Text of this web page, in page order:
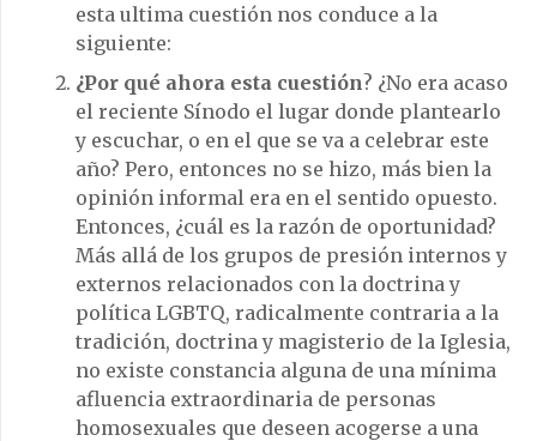
esta ultima cuestión nos conduce a la
siguiente:
¿Por qué ahora esta cuestión? ¿No era acaso
el reciente Sínodo el lugar donde plantearlo
y escuchar, o en el que se va a celebrar este
año? Pero, entonces no se hizo, más bien la
opinión informal era en el sentido opuesto.
Entonces, ¿cuál es la razón de oportunidad?
Más allá de los grupos de presión internos y
externos relacionados con la doctrina y
política LGBTQ, radicalmente contraria a la
tradición, doctrina y magisterio de la Iglesia,
no existe constancia alguna de una mínima
afluencia extraordinaria de personas
homosexuales que deseen acogerse a una